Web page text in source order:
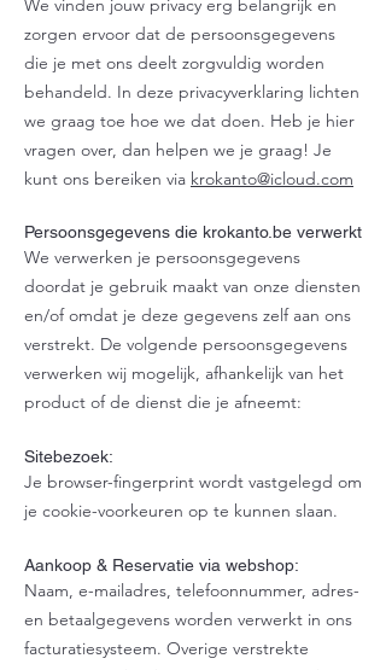
We vinden jouw privacy erg belangrijk en
zorgen ervoor dat de persoonsgegevens
die je met ons deelt zorgvuldig worden
behandeld. In deze privacyverklaring lichten
we graag toe hoe we dat doen. Heb je hier
vragen over, dan helpen we je graag! Je
kunt ons bereiken via krokanto@icloud.com
Persoonsgegevens die krokanto.be verwerkt
We verwerken je persoonsgegevens
doordat je gebruik maakt van onze diensten
en/of omdat je deze gegevens zelf aan ons
verstrekt. De volgende persoonsgegevens
verwerken wij mogelijk, afhankelijk van het
product of de dienst die je afneemt:
Sitebezoek:
Je browser-fingerprint wordt vastgelegd om
je cookie-voorkeuren op te kunnen slaan.
Aankoop & Reservatie via webshop:
Naam, e-mailadres, telefoonnummer, adres-
en betaalgegevens worden verwerkt in ons
facturatiesysteem. Overige verstrekte